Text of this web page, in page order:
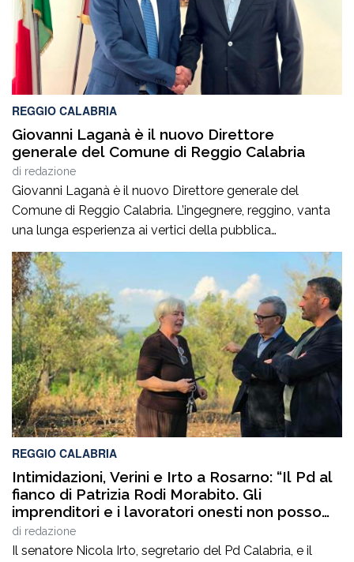
REGGIO CALABRIA
Giovanni Laganà è il nuovo Direttore
generale del Comune di Reggio Calabria
di redazione
Giovanni Laganà è il nuovo Direttore generale del
Comune di Reggio Calabria. L’ingegnere, reggino, vanta
una lunga esperienza ai vertici della pubblica
amministrazione e della gestione delle infrastrutture in
Calabria ed in Sicilia. È stato Vice Direttore regionale
Anas Sicilia, Capo Compartimento Anas Calabria,
Direttore generale della Regione Calabria e Direttore
generale della ItalConsult Spa, […]
REGGIO CALABRIA
Intimidazioni, Verini e Irto a Rosarno: “Il Pd al
fianco di Patrizia Rodi Morabito. Gli
imprenditori e i lavoratori onesti non posso
essere lasciati da soli”
di redazione
Il senatore Nicola Irto, segretario del Pd Calabria, e il